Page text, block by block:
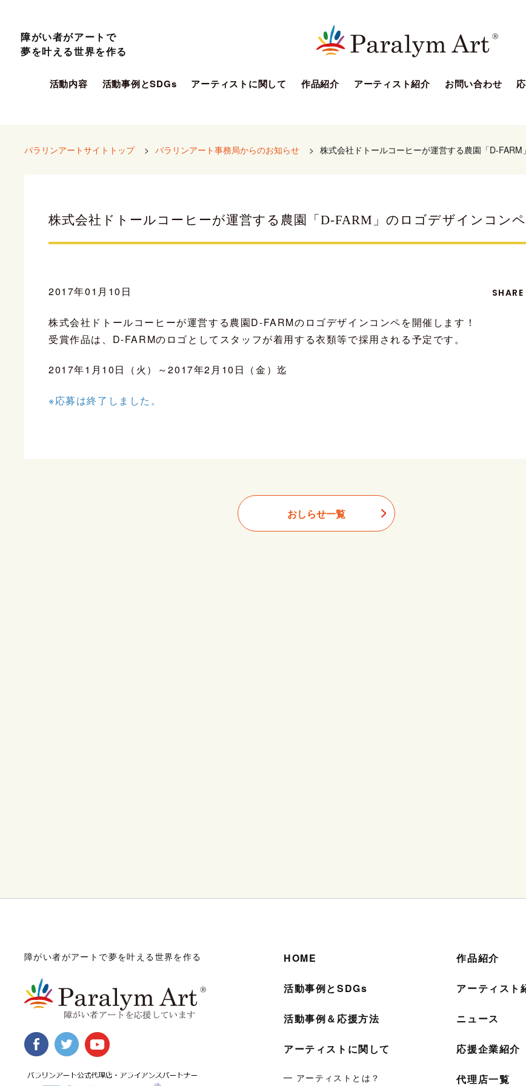
活動内容 活動事例とSDGs アーティストに関して 作品紹介 アーティスト紹介 お問い合わせ
障がい者がアートで
夢を叶える世界を作る
パラリンアートサイトトップ > パラリンアート事務局からのお知らせ > 株式会社ドトールコーヒーが運営する農園「D-
株式会社ドトールコーヒーが運営する農園「D-FARM」のロゴデザインコン
2017年01月10日 SHARE
株式会社ドトールコーヒーが運営する農園D-FARMのロゴデザインコンペを開催します！
受賞作品は、D-FARMのロゴとしてスタッフが着用する衣類等で採用される予定です。
2017年1月10日（火）～2017年2月10日（金）迄
※応募は終了しました。
おしらせ一覧
障がい者がアートで夢を叶える世界を作る HOME
活動事例とSDGs
活動事例＆応援方法
アーティストに関して
━ アーティストとは？
作品紹介
アーティスト
ニュース
応援企業紹介
代理店一覧